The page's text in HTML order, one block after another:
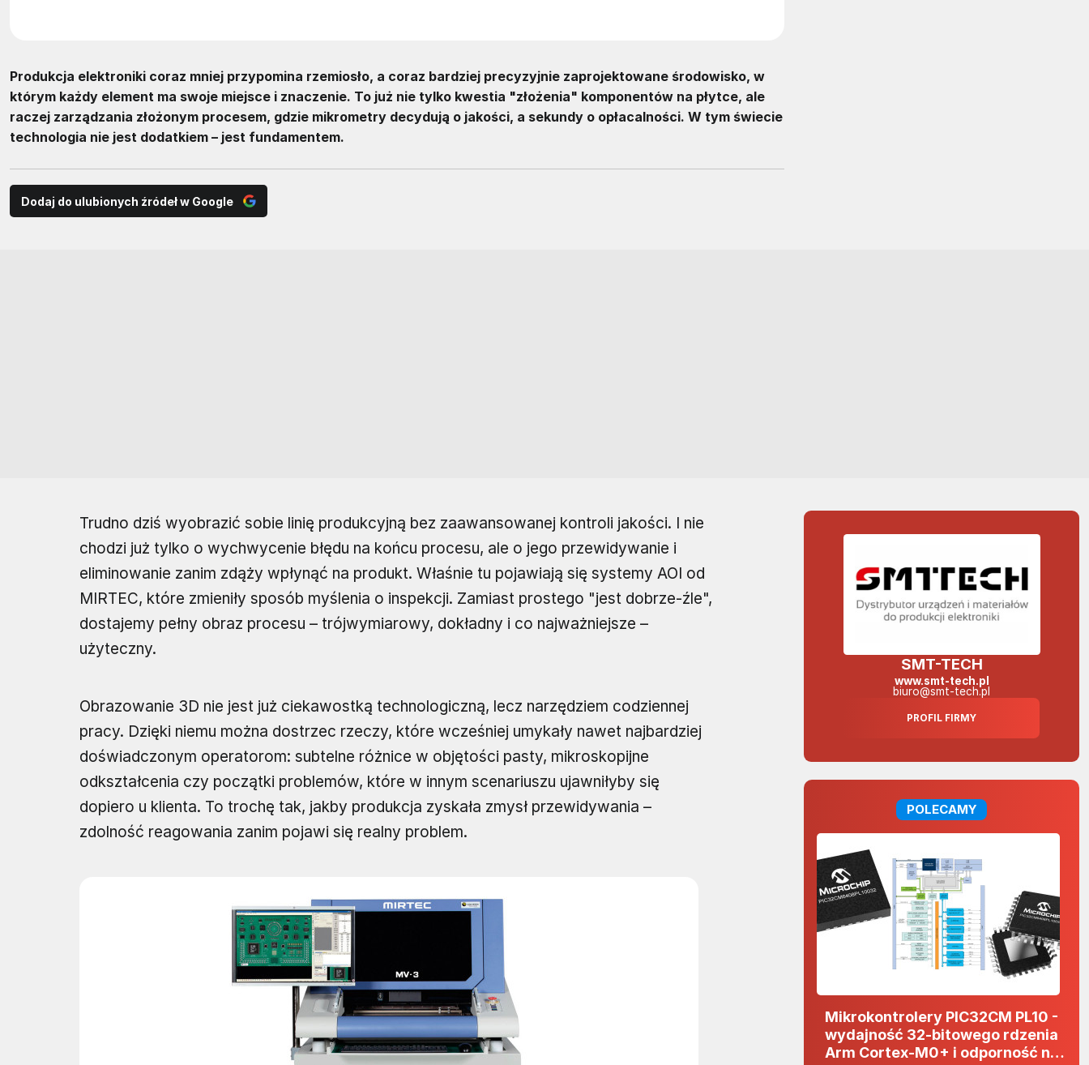
Produkcja elektroniki coraz mniej przypomina rzemiosło, a coraz bardziej precyzyjnie zaprojektowane środowisko, w
którym każdy element ma swoje miejsce i znaczenie. To już nie tylko kwestia "złożenia" komponentów na płytce, ale
raczej zarządzania złożonym procesem, gdzie mikrometry decydują o jakości, a sekundy o opłacalności. W tym świecie
technologia nie jest dodatkiem – jest fundamentem.
Dodaj do ulubionych źródeł w Google
Trudno dziś wyobrazić sobie linię produkcyjną bez zaawansowanej kontroli jakości. I nie
chodzi już tylko o wychwycenie błędu na końcu procesu, ale o jego przewidywanie i
eliminowanie zanim zdąży wpłynąć na produkt. Właśnie tu pojawiają się systemy AOI od
MIRTEC, które zmieniły sposób myślenia o inspekcji. Zamiast prostego "jest dobrze-źle",
dostajemy pełny obraz procesu – trójwymiarowy, dokładny i co najważniejsze –
użyteczny.
Obrazowanie 3D nie jest już ciekawostką technologiczną, lecz narzędziem codziennej
pracy. Dzięki niemu można dostrzec rzeczy, które wcześniej umykały nawet najbardziej
doświadczonym operatorom: subtelne różnice w objętości pasty, mikroskopijne
odkształcenia czy początki problemów, które w innym scenariuszu ujawniłyby się
dopiero u klienta. To trochę tak, jakby produkcja zyskała zmysł przewidywania –
zdolność reagowania zanim pojawi się realny problem.
SMT-TECH
www.smt-tech.pl
biuro@smt-tech.pl
PROFIL FIRMY
POLECAMY
Mikrokontrolery PIC32CM PL10 -
wydajność 32-bitowego rdzenia
Arm Cortex-M0+ i odporność na